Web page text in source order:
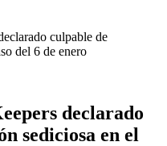
culpable de
del 6 de enero
declarado
sediciosa en el